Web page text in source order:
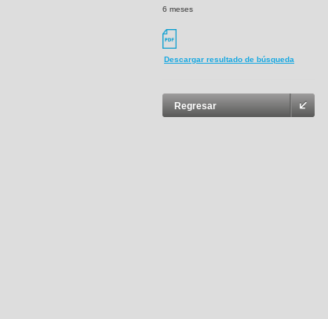
6 meses
Descargar resultado de búsqueda
Regresar